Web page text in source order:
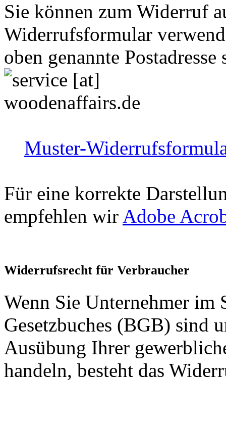
Sie können zum Widerruf
Widerrufsformular
oben genannte
Muster-
Für eine korrekte
empfehlen wir Adobe
Widerrufsrecht für Verbraucher
Wenn Sie Unternehmer im
Gesetzbuches (BGB) sind
Ausübung Ihrer
handeln, besteht das